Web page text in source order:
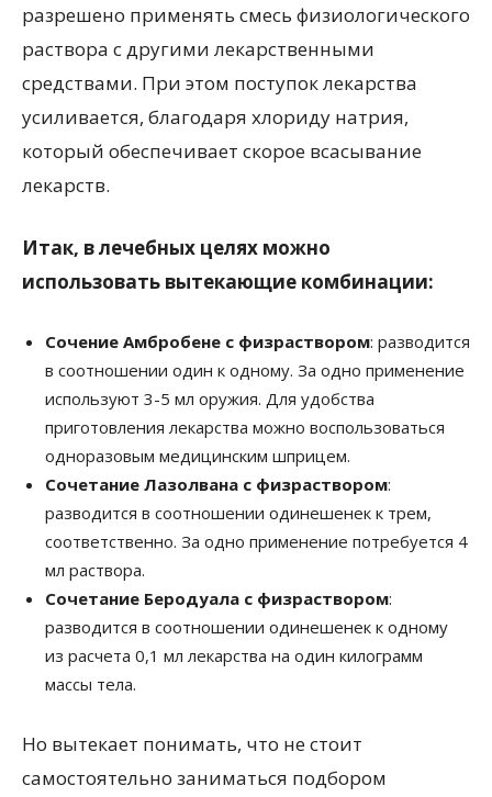
разрешено применять смесь физиологического
раствора с другими лекарственными
средствами. При этом поступок лекарства
усиливается, благодаря хлориду натрия,
который обеспечивает скорое всасывание
лекарств.
Итак, в лечебных целях можно
использовать вытекающие комбинации:
Сочение Амбробене с физраствором: разводится
в соотношении один к одному. За одно применение
используют 3-5 мл оружия. Для удобства
приготовления лекарства можно воспользоваться
одноразовым медицинским шприцем.
Сочетание Лазолвана с физраствором:
разводится в соотношении одинешенек к трем,
соответственно. За одно применение потребуется 4
мл раствора.
Сочетание Беродуала с физраствором:
разводится в соотношении одинешенек к одному
из расчета 0,1 мл лекарства на один килограмм
массы тела.
Но вытекает понимать, что не стоит
самостоятельно заниматься подбором